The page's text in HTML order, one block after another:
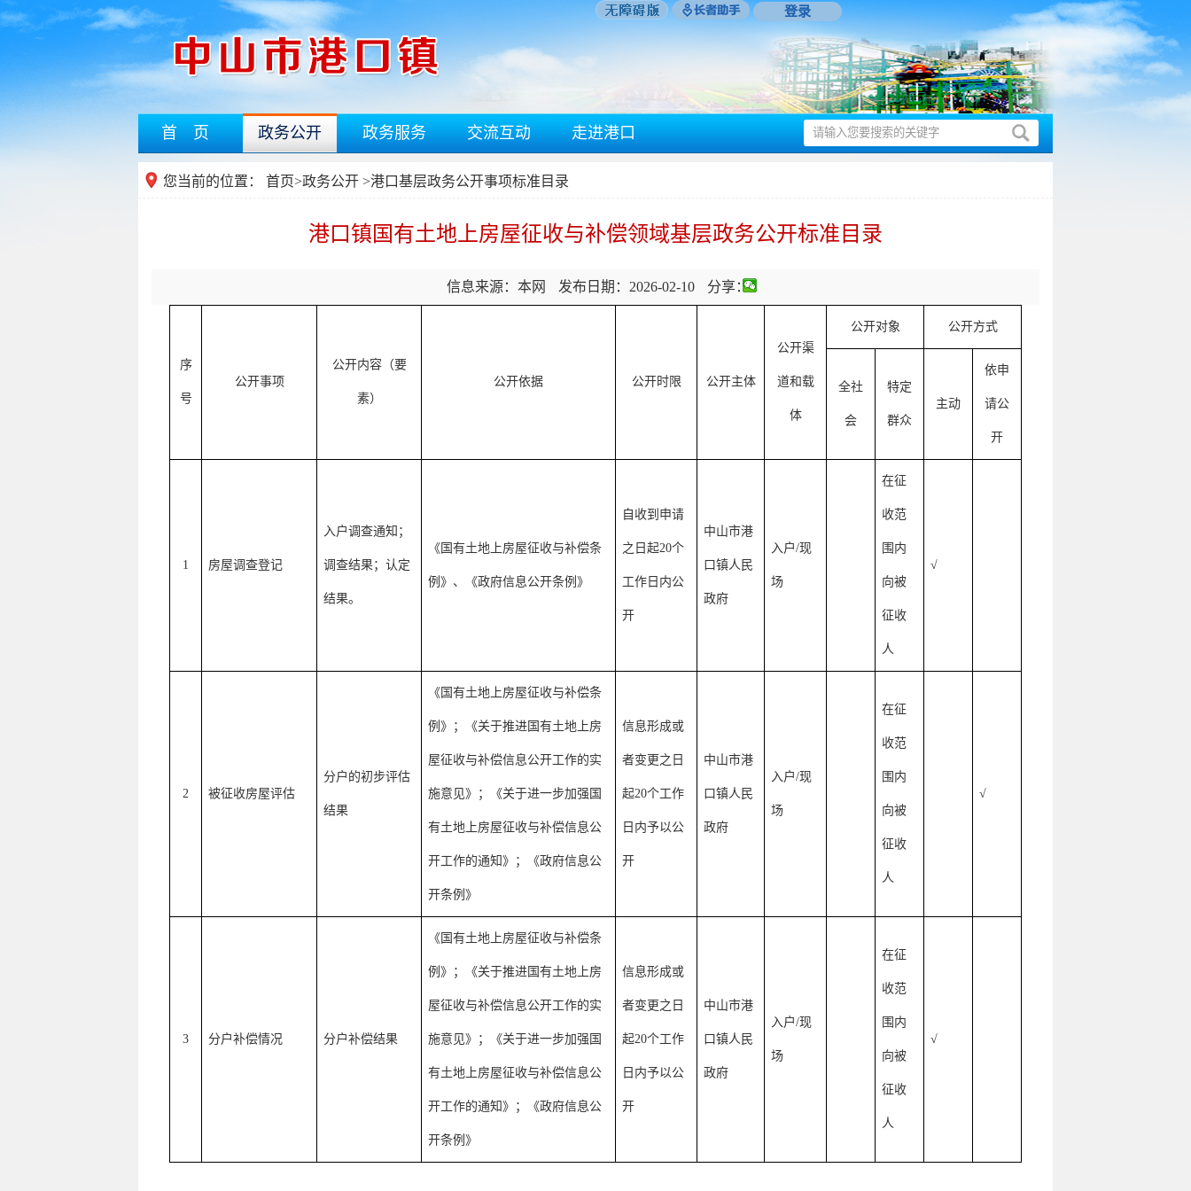
登录
首 页 政务公开 政务服务 交流互动 走进港口
您当前的位置： 首页>政务公开 >港口基层政务公开事项标准目录
港口镇国有土地上房屋征收与补偿领域基层政务公开标准目录
信息来源：本网 发布日期：2026-02-10 分享：
序
号
公开事项
公开内容（要
素）
公开依据 公开时限 公开主体
公开渠
道和载
体
公开对象 公开方式
全社
会
特定
群众
主动
依申
请公
开
1 房屋调查登记
入户调查通知；
调查结果；认定
结果。
《国有土地上房屋征收与补偿条
例》、《政府信息公开条例》
自收到申请
之日起20个
工作日内公
开
中山市港
口镇人民
政府
入户/现
场
在征
收范
围内
向被
征收
人
√
2 被征收房屋评估
分户的初步评估
结果
《国有土地上房屋征收与补偿条
例》；《关于推进国有土地上房
屋征收与补偿信息公开工作的实
施意见》；《关于进一步加强国
有土地上房屋征收与补偿信息公
开工作的通知》；《政府信息公
开条例》
信息形成或
者变更之日
起20个工作
日内予以公
开
中山市港
口镇人民
政府
入户/现
场
在征
收范
围内
向被
征收
人
√
3 分户补偿情况 分户补偿结果
《国有土地上房屋征收与补偿条
例》；《关于推进国有土地上房
屋征收与补偿信息公开工作的实
施意见》；《关于进一步加强国
有土地上房屋征收与补偿信息公
开工作的通知》；《政府信息公
开条例》
信息形成或
者变更之日
起20个工作
日内予以公
开
中山市港
口镇人民
政府
入户/现
场
在征
收范
围内
向被
征收
人
√